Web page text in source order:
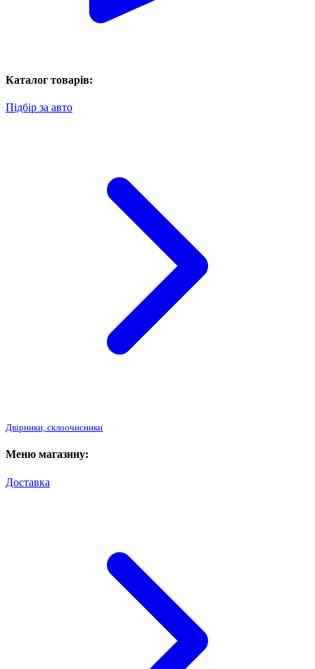
Каталог товарів:
Підбір за авто
Двірники, склоочисники
Меню магазину:
Доставка